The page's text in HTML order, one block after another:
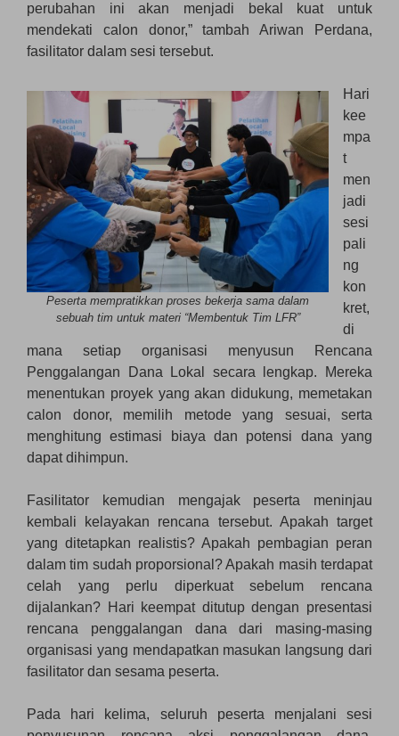
perubahan ini akan menjadi bekal kuat untuk
mendekati calon donor,” tambah Ariwan Perdana,
fasilitator dalam sesi tersebut.
Peserta mempratikkan proses bekerja sama dalam
sebuah tim untuk materi “Membentuk Tim LFR”
Hari
kee
mpa
t
men
jadi
sesi
pali
ng
kon
kret,
di
mana setiap organisasi menyusun Rencana
Penggalangan Dana Lokal secara lengkap. Mereka
menentukan proyek yang akan didukung, memetakan
calon donor, memilih metode yang sesuai, serta
menghitung estimasi biaya dan potensi dana yang
dapat dihimpun.
Fasilitator kemudian mengajak peserta meninjau
kembali kelayakan rencana tersebut. Apakah target
yang ditetapkan realistis? Apakah pembagian peran
dalam tim sudah proporsional? Apakah masih terdapat
celah yang perlu diperkuat sebelum rencana
dijalankan? Hari keempat ditutup dengan presentasi
rencana penggalangan dana dari masing-masing
organisasi yang mendapatkan masukan langsung dari
fasilitator dan sesama peserta.
Pada hari kelima, seluruh peserta menjalani sesi